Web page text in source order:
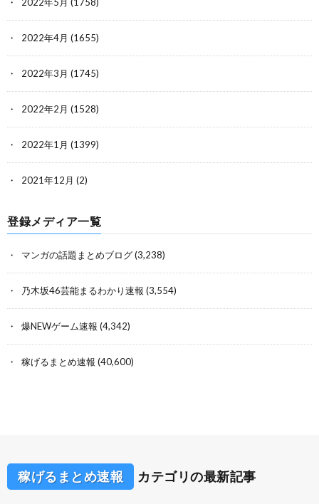
2022年4月 (1655)
2022年3月 (1745)
2022年2月 (1528)
2022年1月 (1399)
2021年12月 (2)
登録メディア一覧
マンガの話題まとめブログ(3,238)
乃木坂46芸能まるわかり速報 (3,554)
爆NEWゲーム速報 (4,342)
稼げるまとめ速報 (40,600)
稼げるまとめ速報 カテゴリの最新記事